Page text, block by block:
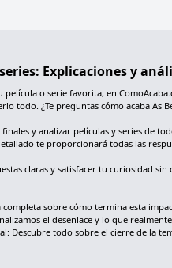
Explicaciones y
o serie favorita, en
todo. ¿Te preguntas cómo acaba As
y analizar películas y series de
te proporcionará todas las
claras y satisfacer tu curiosidad
sobre cómo termina esta
el desenlace y lo que
Descubre todo sobre el cierre de la